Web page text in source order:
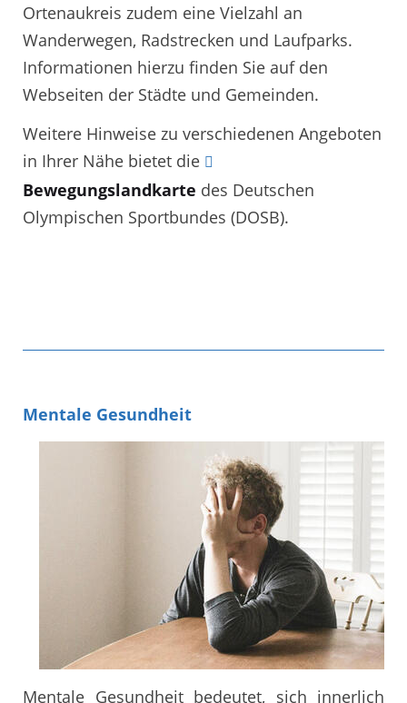
Ortenaukreis zudem eine Vielzahl an
Wanderwegen, Radstrecken und Laufparks.
Informationen hierzu finden Sie auf den
Webseiten der Städte und Gemeinden.
Weitere Hinweise zu verschiedenen Angeboten
in Ihrer Nähe bietet die
Bewegungslandkarte des Deutschen
Olympischen Sportbundes (DOSB).
Mentale Gesundheit
Mentale Gesundheit bedeutet, sich innerlich